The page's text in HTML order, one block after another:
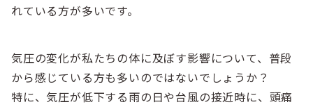
れている方が多いです。
気圧の変化が私たちの体に及ぼす影響について、普段
から感じている方も多いのではないでしょうか？
特に、気圧が低下する雨の日や台風の接近時に、頭痛